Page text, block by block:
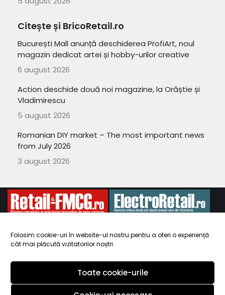
Folosim cookie-uri în website-ul nostru pentru a oferi o experiență
cât mai plăcută vizitatorilor noștri.
Toate cookie-urile
Citește și BricoRetail.ro
București Mall anunță deschiderea ProfiArt, noul
magazin dedicat artei și hobby-urilor creative
6 august 2026
Action deschide două noi magazine, la Orăștie și
Vladimirescu
5 august 2026
Romanian DIY market – The most important news
from July 2026
3 august 2026
site-ului.